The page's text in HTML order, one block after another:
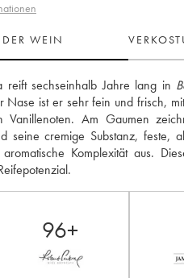
DER WEIN
reift sechseinhalb Jahre lang in
Nase ist er sehr fein und frisch,
Vanillenoten. Am Gaumen
seine cremige Substanz, feste,
Komplexität aus.
96+